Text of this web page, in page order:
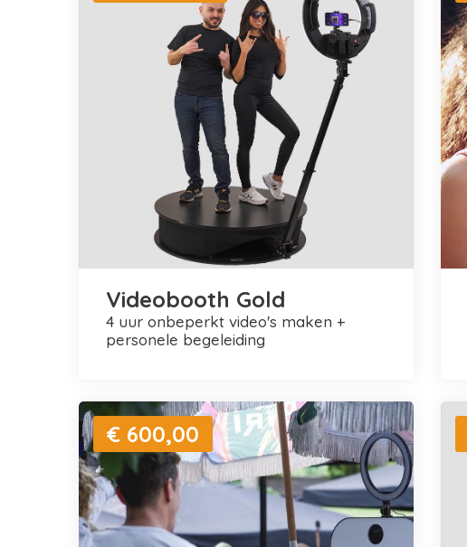
Videobooth Gold
4 uur onbeperkt video's maken +
personele begeleiding
€ 600,00